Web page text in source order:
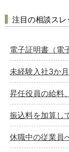
注目の相談スレ
電子証明書（電
未経験入社3か
昇任役員の給料
振込料を加算し
休職中の従業員